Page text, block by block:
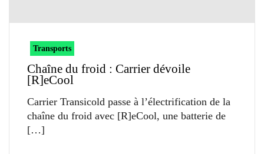
Transports
Chaîne du froid : Carrier dévoile
[R]eCool
Carrier Transicold passe à l’électrification de la
chaîne du froid avec [R]eCool, une batterie de